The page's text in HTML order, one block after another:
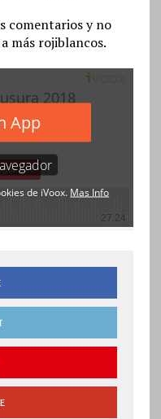
comentarios y no
más rojiblancos.